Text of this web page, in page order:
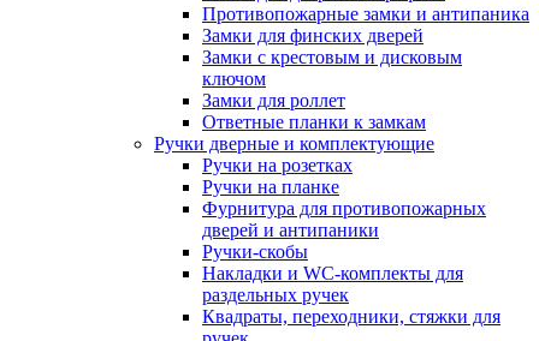
Противопожарные замки и антипаника
Замки для финских дверей
Замки с крестовым и дисковым
ключом
Замки для роллет
Ответные планки к замкам
Ручки дверные и комплектующие
Ручки на розетках
Ручки на планке
Фурнитура для противопожарных
дверей и антипаники
Ручки-скобы
Накладки и WC-комплекты для
раздельных ручек
Квадраты, переходники, стяжки для